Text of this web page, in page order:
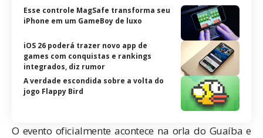
Esse controle MagSafe transforma seu
iPhone em um GameBoy de luxo
iOS 26 poderá trazer novo app de
games com conquistas e rankings
integrados, diz rumor
A verdade escondida sobre a volta do
jogo Flappy Bird
O evento oficialmente acontece na orla do Guaíba e